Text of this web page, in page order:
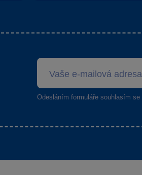
Odesláním formuláře souhlasím se